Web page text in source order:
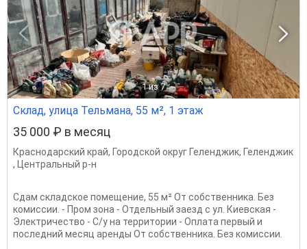
1 из 7
Склад, улица Тельмана, 55 м², 1 этаж
35 000 ₽ в месяц
Краснодарский край, Городской округ Геленджик, Геленджик
,
Центральный р-н
Сдам складское помещение, 55 м² От собственника. Без
комиссии. - Пром зона - Отдельный заезд с ул. Киевская -
Электричество - С/у на территории - Оплата первый и
последний месяц аренды От собственника. Без комиссии.